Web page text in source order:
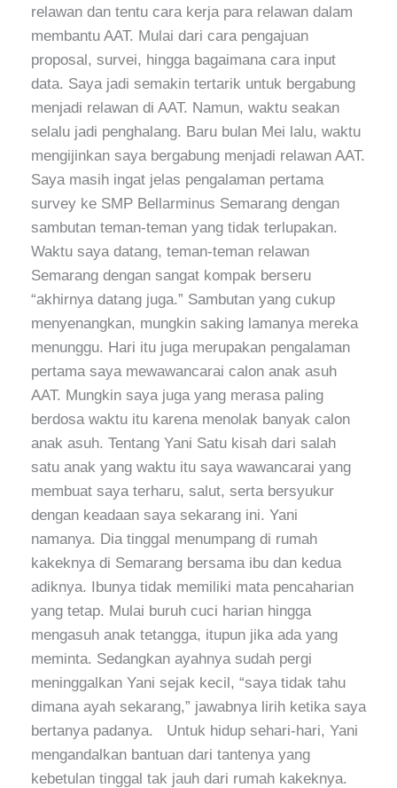
relawan dan tentu cara kerja para relawan dalam
membantu AAT. Mulai dari cara pengajuan
proposal, survei, hingga bagaimana cara input
data. Saya jadi semakin tertarik untuk bergabung
menjadi relawan di AAT. Namun, waktu seakan
selalu jadi penghalang. Baru bulan Mei lalu, waktu
mengijinkan saya bergabung menjadi relawan AAT.
Saya masih ingat jelas pengalaman pertama
survey ke SMP Bellarminus Semarang dengan
sambutan teman-teman yang tidak terlupakan.
Waktu saya datang, teman-teman relawan
Semarang dengan sangat kompak berseru
“akhirnya datang juga.” Sambutan yang cukup
menyenangkan, mungkin saking lamanya mereka
menunggu. Hari itu juga merupakan pengalaman
pertama saya mewawancarai calon anak asuh
AAT. Mungkin saya juga yang merasa paling
berdosa waktu itu karena menolak banyak calon
anak asuh. Tentang Yani Satu kisah dari salah
satu anak yang waktu itu saya wawancarai yang
membuat saya terharu, salut, serta bersyukur
dengan keadaan saya sekarang ini. Yani
namanya. Dia tinggal menumpang di rumah
kakeknya di Semarang bersama ibu dan kedua
adiknya. Ibunya tidak memiliki mata pencaharian
yang tetap. Mulai buruh cuci harian hingga
mengasuh anak tetangga, itupun jika ada yang
meminta. Sedangkan ayahnya sudah pergi
meninggalkan Yani sejak kecil, “saya tidak tahu
dimana ayah sekarang,” jawabnya lirih ketika saya
bertanya padanya. Untuk hidup sehari-hari, Yani
mengandalkan bantuan dari tantenya yang
kebetulan tinggal tak jauh dari rumah kakeknya.